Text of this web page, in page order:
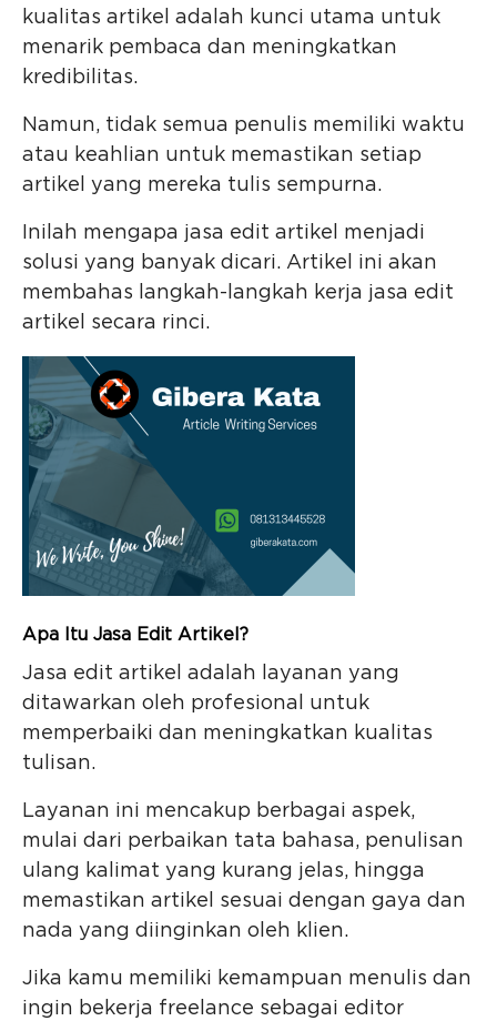
kualitas artikel adalah kunci utama untuk
menarik pembaca dan meningkatkan
kredibilitas.
Namun, tidak semua penulis memiliki waktu
atau keahlian untuk memastikan setiap
artikel yang mereka tulis sempurna.
Inilah mengapa jasa edit artikel menjadi
solusi yang banyak dicari. Artikel ini akan
membahas langkah-langkah kerja jasa edit
artikel secara rinci.
Apa Itu Jasa Edit Artikel?
Jasa edit artikel adalah layanan yang
ditawarkan oleh profesional untuk
memperbaiki dan meningkatkan kualitas
tulisan.
Layanan ini mencakup berbagai aspek,
mulai dari perbaikan tata bahasa, penulisan
ulang kalimat yang kurang jelas, hingga
memastikan artikel sesuai dengan gaya dan
nada yang diinginkan oleh klien.
Jika kamu memiliki kemampuan menulis dan
ingin bekerja freelance sebagai editor